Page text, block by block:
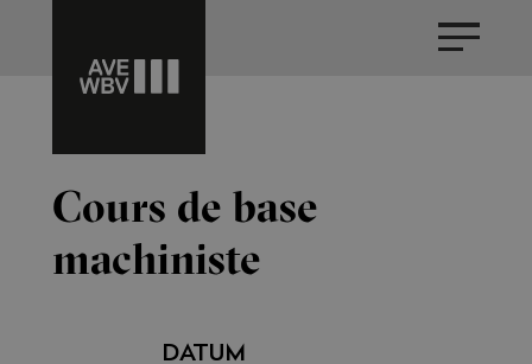
Cours de base
machiniste
DATUM